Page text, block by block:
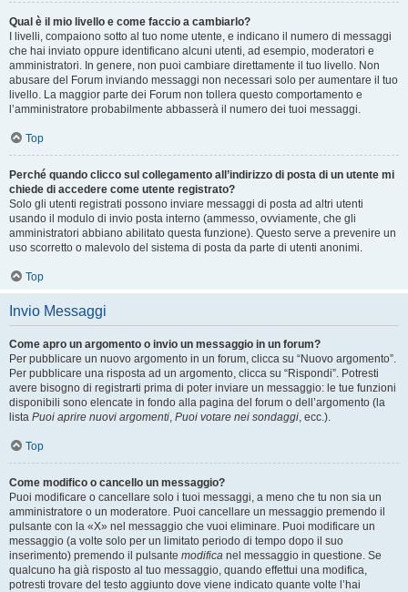
Qual è il mio livello e come faccio a cambiarlo?
I livelli, compaiono sotto al tuo nome utente, e indicano il numero di messaggi
che hai inviato oppure identificano alcuni utenti, ad esempio, moderatori e
amministratori. In genere, non puoi cambiare direttamente il tuo livello. Non
abusare del Forum inviando messaggi non necessari solo per aumentare il tuo
livello. La maggior parte dei Forum non tollera questo comportamento e
l’amministratore probabilmente abbasserà il numero dei tuoi messaggi.
Top
Perché quando clicco sul collegamento all’indirizzo di posta di un utente mi
chiede di accedere come utente registrato?
Solo gli utenti registrati possono inviare messaggi di posta ad altri utenti
usando il modulo di invio posta interno (ammesso, ovviamente, che gli
amministratori abbiano abilitato questa funzione). Questo serve a prevenire un
uso scorretto o malevolo del sistema di posta da parte di utenti anonimi.
Top
Invio Messaggi
Come apro un argomento o invio un messaggio in un forum?
Per pubblicare un nuovo argomento in un forum, clicca su “Nuovo argomento”.
Per pubblicare una risposta ad un argomento, clicca su “Rispondi”. Potresti
avere bisogno di registrarti prima di poter inviare un messaggio: le tue funzioni
disponibili sono elencate in fondo alla pagina del forum o dell’argomento (la
lista Puoi aprire nuovi argomenti, Puoi votare nei sondaggi, ecc.).
Top
Come modifico o cancello un messaggio?
Puoi modificare o cancellare solo i tuoi messaggi, a meno che tu non sia un
amministratore o un moderatore. Puoi cancellare un messaggio premendo il
pulsante con la «X» nel messaggio che vuoi eliminare. Puoi modificare un
messaggio (a volte solo per un limitato periodo di tempo dopo il suo
inserimento) premendo il pulsante modifica nel messaggio in questione. Se
qualcuno ha già risposto al tuo messaggio, quando effettui una modifica,
potresti trovare del testo aggiunto dove viene indicato quante volte l’hai